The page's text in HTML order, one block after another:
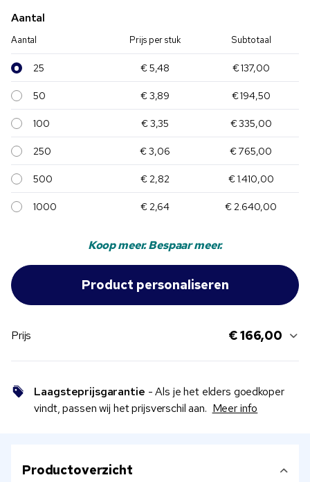
Aantal
Aantal Prijs per stuk Subtotaal
25 € 5,48 € 137,00
50 € 3,89 € 194,50
100 € 3,35 € 335,00
250 € 3,06 € 765,00
500 € 2,82 € 1.410,00
1000 € 2,64 € 2.640,00
Koop meer. Bespaar meer.
Prijs € 166,00
Laagsteprijsgarantie - Als je het elders goedkoper
vindt, passen wij het prijsverschil aan. Meer info
Productoverzicht